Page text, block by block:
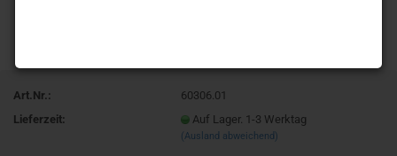
Art.Nr.:
60306.01
Lieferzeit:
Auf Lager. 1-3 Werktag
(Ausland abweichend)